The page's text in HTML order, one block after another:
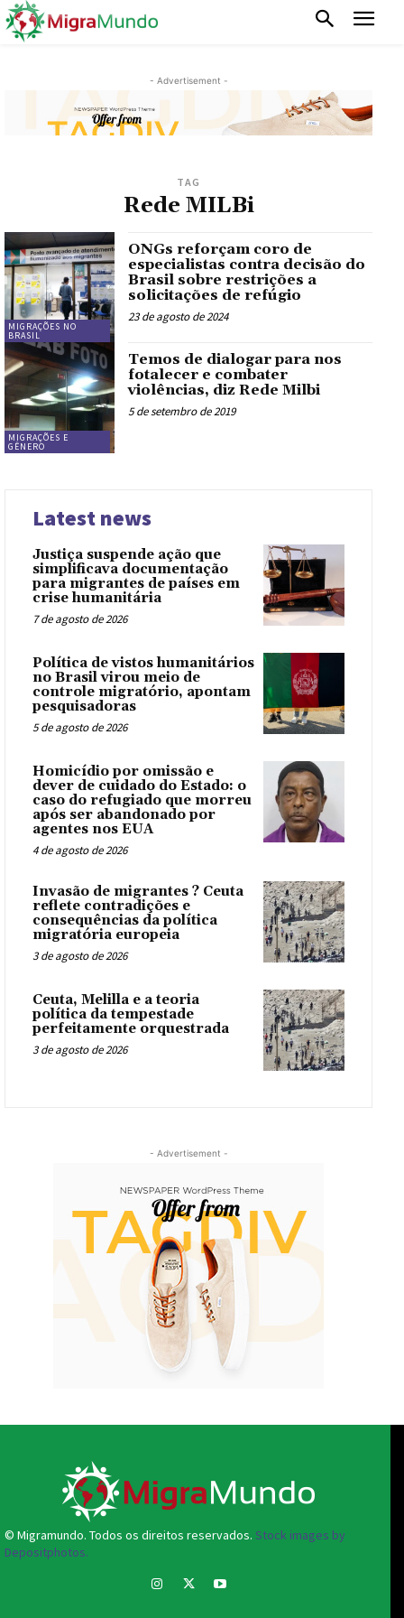
- Advertisement -
TAG
Rede MILBi
MIGRAÇÕES NO
BRASIL
ONGs reforçam coro de
especialistas contra decisão do
Brasil sobre restrições a
solicitações de refúgio
23 de agosto de 2024
MIGRAÇÕES E
GÊNERO
Temos de dialogar para nos
fotalecer e combater
violências, diz Rede Milbi
5 de setembro de 2019
Latest news
Justiça suspende ação que
simplificava documentação
para migrantes de países em
crise humanitária
7 de agosto de 2026
Política de vistos humanitários
no Brasil virou meio de
controle migratório, apontam
pesquisadoras
5 de agosto de 2026
Homicídio por omissão e
dever de cuidado do Estado: o
caso do refugiado que morreu
após ser abandonado por
agentes nos EUA
4 de agosto de 2026
Invasão de migrantes ? Ceuta
reflete contradições e
consequências da política
migratória europeia
3 de agosto de 2026
Ceuta, Melilla e a teoria
política da tempestade
perfeitamente orquestrada
3 de agosto de 2026
- Advertisement -
© Migramundo. Todos os direitos reservados. Stock images by
Depositphotos.